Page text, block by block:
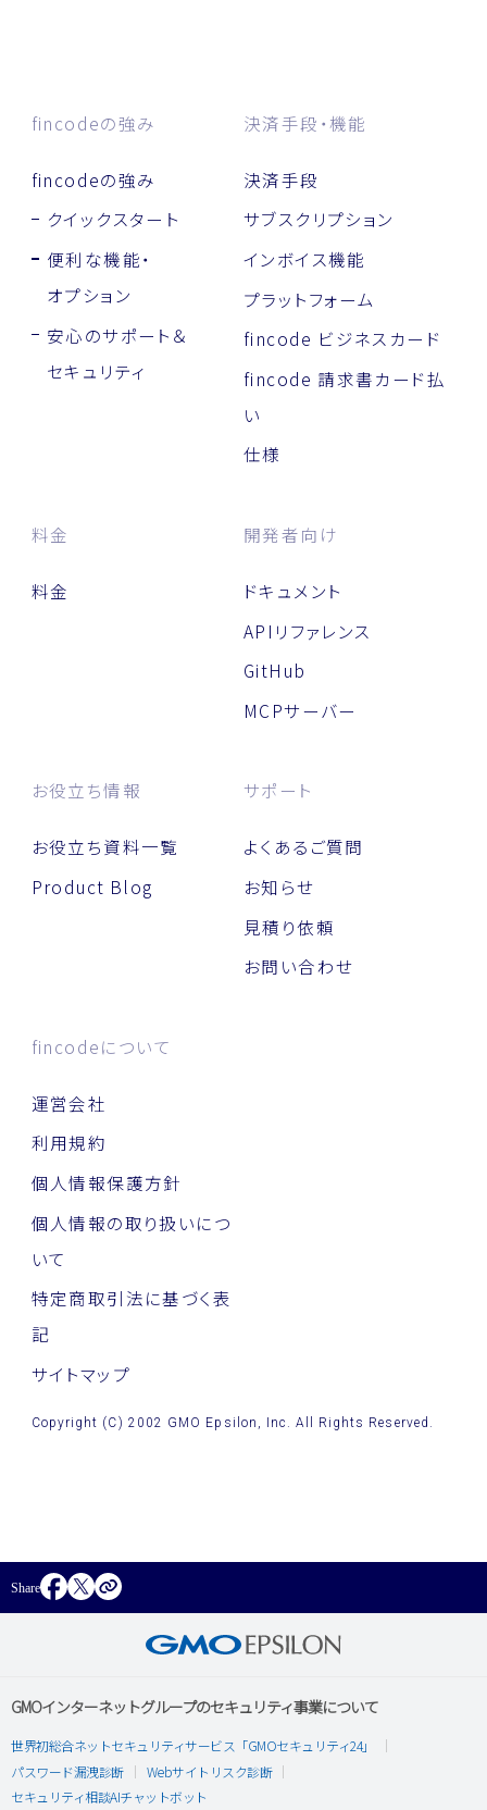
fincodeの強み
fincodeの強み
クイックスタート
便利な機能・
オプション
安心のサポート＆
セキュリティ
決済手段・機能
決済手段
サブスクリプション
インボイス機能
プラットフォーム
fincode ビジネスカード
fincode 請求書カード払
い
仕様
料金
料金
開発者向け
ドキュメント
APIリファレンス
GitHub
MCPサーバー
お役立ち情報
お役立ち資料一覧
Product Blog
サポート
よくあるご質問
お知らせ
見積り依頼
お問い合わせ
fincodeについて
運営会社
利用規約
個人情報保護方針
個人情報の取り扱いにつ
いて
特定商取引法に基づく表
記
サイトマップ
Copyright (C) 2002 GMO Epsilon, Inc. All Rights Reserved.
Share
GMOインターネットグループのセキュリティ事業について
世界初総合ネットセキュリティサービス「GMOセキュリティ24」
パスワード漏洩診断
Webサイトリスク診断
セキュリティ相談AIチャットボット